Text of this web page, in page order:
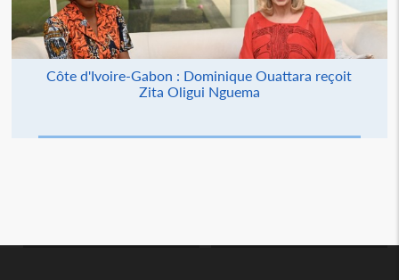
Côte d'Ivoire-Gabon : Dominique Ouattara reçoit
Zita Oligui Nguema